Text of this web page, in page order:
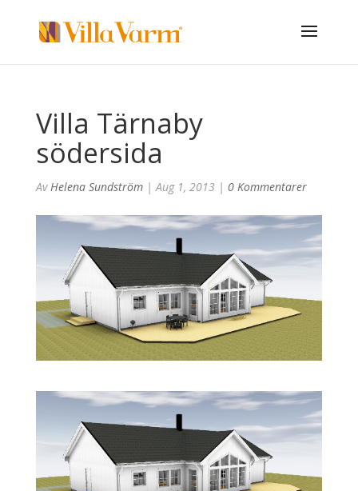
Villa Tärnaby
södersida
AvHelena Sundström|Aug 1, 2013| 0 Kommentarer